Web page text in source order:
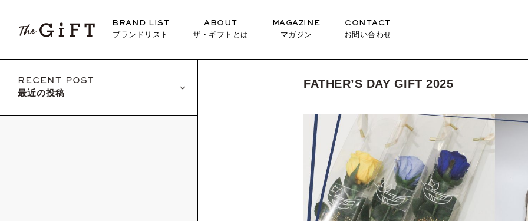
BRAND LIST
ブランドリスト
ABOUT
ザ・ギフトとは
MAGAZINE
マガジン
CONTACT
お問い合わせ
RECENT POST
最近の投稿
FATHER’S DAY GIFT 2025